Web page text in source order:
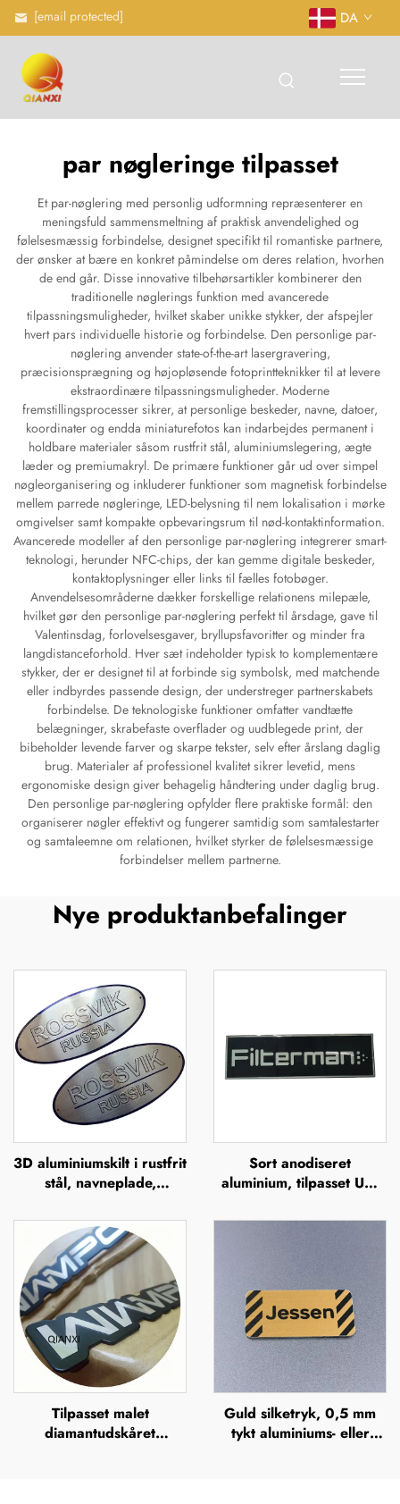
[email protected] DA
par nøgleringe tilpasset
Et par-nøglering med personlig udformning repræsenterer en
meningsfuld sammensmeltning af praktisk anvendelighed og
følelsesmæssig forbindelse, designet specifikt til romantiske partnere,
der ønsker at bære en konkret påmindelse om deres relation, hvorhen
de end går. Disse innovative tilbehørsartikler kombinerer den
traditionelle nøglerings funktion med avancerede
tilpassningsmuligheder, hvilket skaber unikke stykker, der afspejler
hvert pars individuelle historie og forbindelse. Den personlige par-
nøglering anvender state-of-the-art lasergravering,
præcisionsprægning og højopløsende fotoprintteknikker til at levere
ekstraordinære tilpassningsmuligheder. Moderne
fremstillingsprocesser sikrer, at personlige beskeder, navne, datoer,
koordinater og endda miniaturefotos kan indarbejdes permanent i
holdbare materialer såsom rustfrit stål, aluminiumslegering, ægte
læder og premiumakryl. De primære funktioner går ud over simpel
nøgleorganisering og inkluderer funktioner som magnetisk forbindelse
mellem parrede nøgleringe, LED-belysning til nem lokalisation i mørke
omgivelser samt kompakte opbevaringsrum til nød-kontaktinformation.
Avancerede modeller af den personlige par-nøglering integrerer smart-
teknologi, herunder NFC-chips, der kan gemme digitale beskeder,
kontaktoplysninger eller links til fælles fotobøger.
Anvendelsesområderne dækker forskellige relationens milepæle,
hvilket gør den personlige par-nøglering perfekt til årsdage, gave til
Valentinsdag, forlovelsesgaver, bryllupsfavoritter og minder fra
langdistanceforhold. Hver sæt indeholder typisk to komplementære
stykker, der er designet til at forbinde sig symbolsk, med matchende
eller indbyrdes passende design, der understreger partnerskabets
forbindelse. De teknologiske funktioner omfatter vandtætte
belægninger, skrabefaste overflader og uudblegede print, der
bibeholder levende farver og skarpe tekster, selv efter årslang daglig
brug. Materialer af professionel kvalitet sikrer levetid, mens
ergonomiske design giver behagelig håndtering under daglig brug.
Den personlige par-nøglering opfylder flere praktiske formål: den
organiserer nøgler effektivt og fungerer samtidig som samtalestarter
og samtaleemne om relationen, hvilket styrker de følelsesmæssige
forbindelser mellem partnerne.
Nye produktanbefalinger
3D aluminiumskilt i rustfrit
stål, navneplade,
metallogo, navneplader
Sort anodiseret
aluminium, tilpasset UV-
offsettryk,
Tilpasset malet
diamantudskåret
Guld silketryk, 0,5 mm
tykt aluminiums- eller